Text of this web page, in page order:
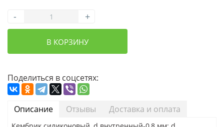
- +
В КОРЗИНУ
Поделиться в соцсетях:
Описание Отзывы Доставка и оплата